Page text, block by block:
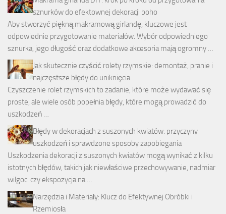
sznurków do efektownej dekoracji boho
Aby stworzyć piękną makramową girlandę, kluczowe jest
odpowiednie przygotowanie materiałów. Wybór odpowiedniego
sznurka, jego długość oraz dodatkowe akcesoria mają ogromny …
Jak skutecznie czyścić rolety rzymskie: demontaż, pranie i
najczęstsze błędy do uniknięcia
Czyszczenie rolet rzymskich to zadanie, które może wydawać się
proste, ale wiele osób popełnia błędy, które mogą prowadzić do
uszkodzeń …
Błędy w dekoracjach z suszonych kwiatów: przyczyny
uszkodzeń i sprawdzone sposoby zapobiegania
Uszkodzenia dekoracji z suszonych kwiatów mogą wynikać z kilku
istotnych błędów, takich jak niewłaściwe przechowywanie, nadmiar
wilgoci czy ekspozycja na …
Narzędzia i Materiały: Klucz do Efektywnej Obróbki i
Rzemiosła